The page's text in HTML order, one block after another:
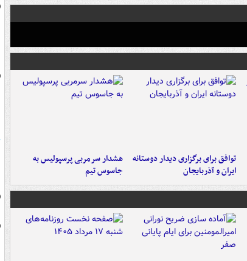
توافق برای برگزاری دیدار دوستانه
ایران و آذربایجان
هشدار سرمربی پرسپولیس به
جاسوس تیم